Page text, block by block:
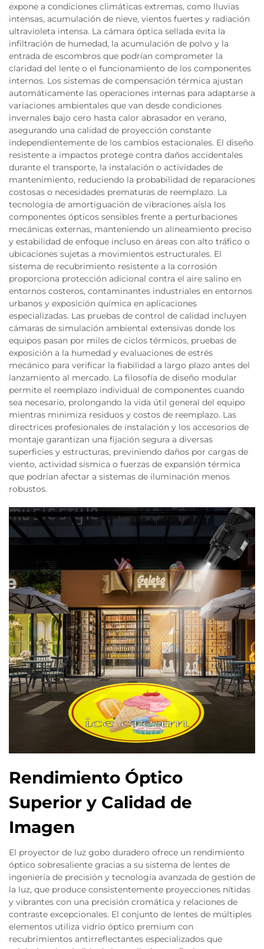
expone a condiciones climáticas extremas, como lluvias
intensas, acumulación de nieve, vientos fuertes y radiación
ultravioleta intensa. La cámara óptica sellada evita la
infiltración de humedad, la acumulación de polvo y la
entrada de escombros que podrían comprometer la
claridad del lente o el funcionamiento de los componentes
internos. Los sistemas de compensación térmica ajustan
automáticamente las operaciones internas para adaptarse a
variaciones ambientales que van desde condiciones
invernales bajo cero hasta calor abrasador en verano,
asegurando una calidad de proyección constante
independientemente de los cambios estacionales. El diseño
resistente a impactos protege contra daños accidentales
durante el transporte, la instalación o actividades de
mantenimiento, reduciendo la probabilidad de reparaciones
costosas o necesidades prematuras de reemplazo. La
tecnología de amortiguación de vibraciones aísla los
componentes ópticos sensibles frente a perturbaciones
mecánicas externas, manteniendo un alineamiento preciso
y estabilidad de enfoque incluso en áreas con alto tráfico o
ubicaciones sujetas a movimientos estructurales. El
sistema de recubrimiento resistente a la corrosión
proporciona protección adicional contra el aire salino en
entornos costeros, contaminantes industriales en entornos
urbanos y exposición química en aplicaciones
especializadas. Las pruebas de control de calidad incluyen
cámaras de simulación ambiental extensivas donde los
equipos pasan por miles de ciclos térmicos, pruebas de
exposición a la humedad y evaluaciones de estrés
mecánico para verificar la fiabilidad a largo plazo antes del
lanzamiento al mercado. La filosofía de diseño modular
permite el reemplazo individual de componentes cuando
sea necesario, prolongando la vida útil general del equipo
mientras minimiza residuos y costos de reemplazo. Las
directrices profesionales de instalación y los accesorios de
montaje garantizan una fijación segura a diversas
superficies y estructuras, previniendo daños por cargas de
viento, actividad sísmica o fuerzas de expansión térmica
que podrían afectar a sistemas de iluminación menos
robustos.
Rendimiento Óptico
Superior y Calidad de
Imagen
El proyector de luz gobo duradero ofrece un rendimiento
óptico sobresaliente gracias a su sistema de lentes de
ingeniería de precisión y tecnología avanzada de gestión de
la luz, que produce consistentemente proyecciones nítidas
y vibrantes con una precisión cromática y relaciones de
contraste excepcionales. El conjunto de lentes de múltiples
elementos utiliza vidrio óptico premium con
recubrimientos antirreflectantes especializados que